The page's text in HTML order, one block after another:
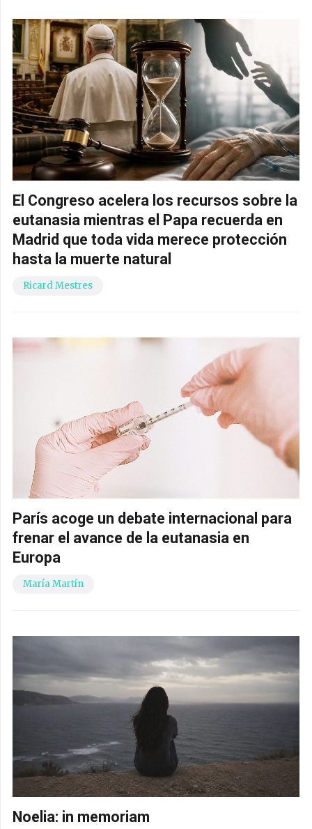
El Congreso acelera los recursos sobre la
eutanasia mientras el Papa recuerda en
Madrid que toda vida merece protección
hasta la muerte natural
Ricard Mestres
París acoge un debate internacional para
frenar el avance de la eutanasia en
Europa
María Martín
Noelia: in memoriam